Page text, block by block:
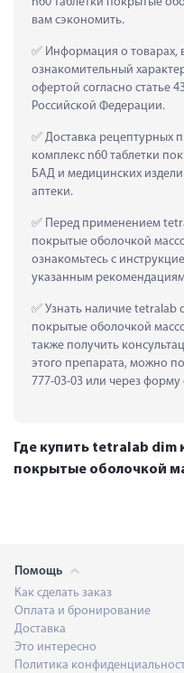
вам сэкономить.
Информация о товарах,
ознакомительный
офертой согласно статье
Российской Федерации.
Доставка рецептурных
комплекс n60 таблетки
БАД и медицинских
аптеки.
Перед применением
покрытые оболочкой
ознакомьтесь с
указанным
Узнать наличие tetralab
покрытые оболочкой
также получить
этого препарата, можно
777-03-03 или через форму
Где купить tetralab dim
покрытые оболочкой
Помощь
Как сделать заказ
Оплата и бронирование
Доставка
Это интересно
Политика